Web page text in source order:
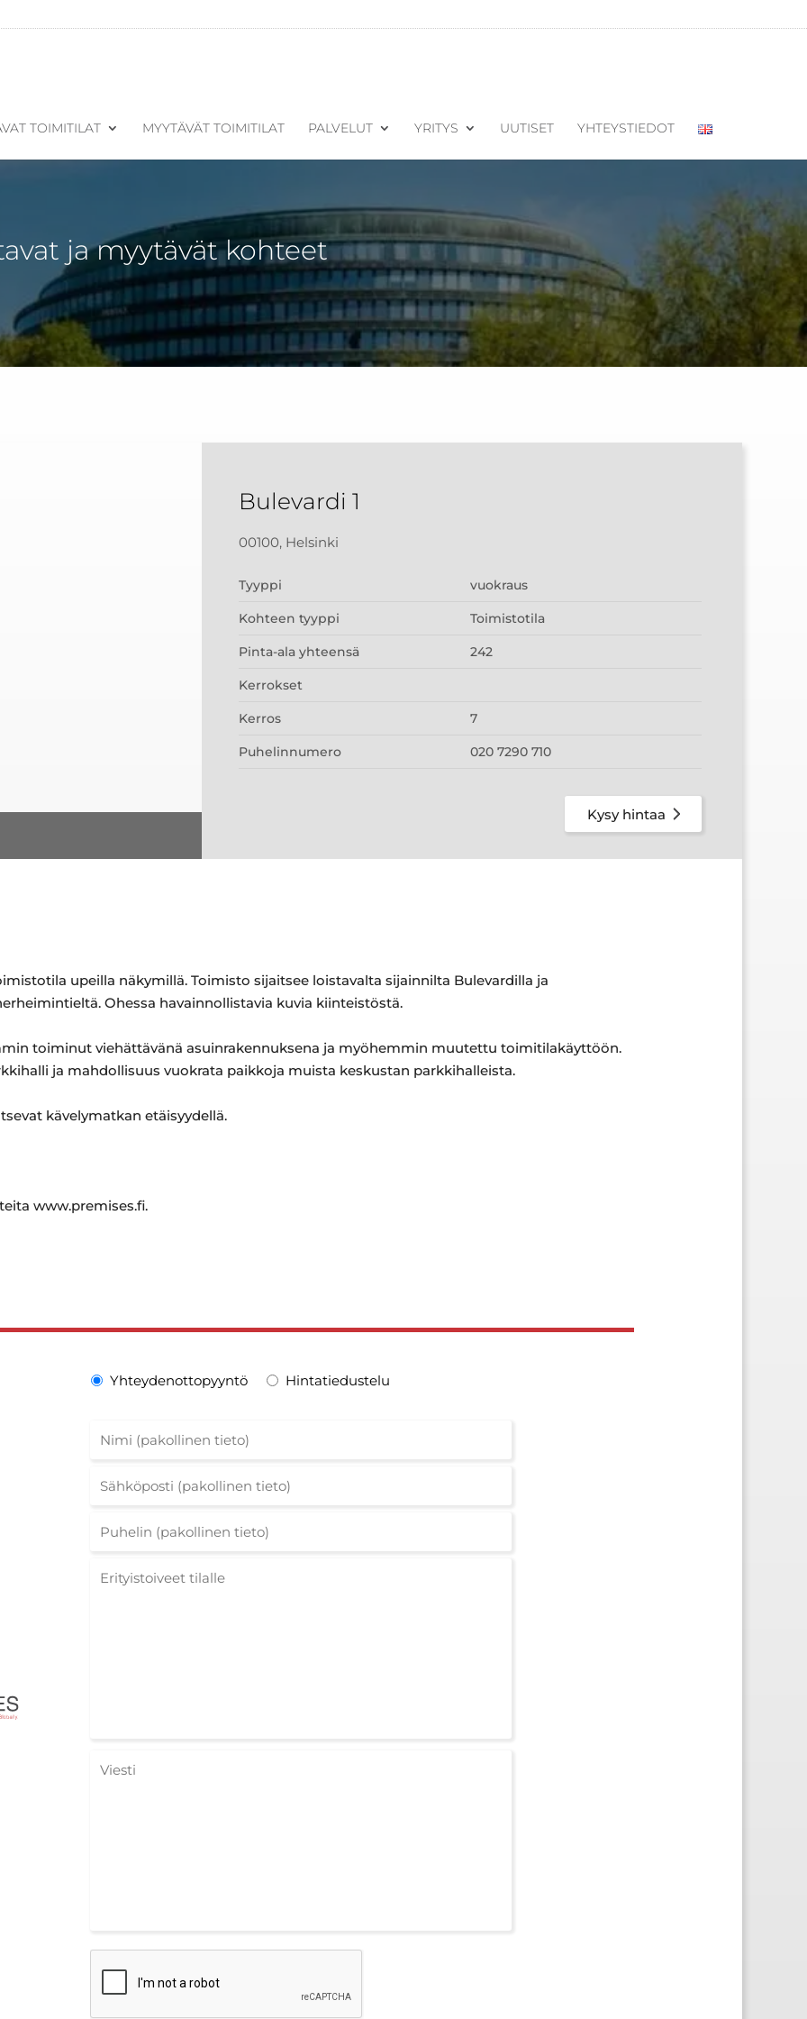
TOIMITILAT MYYTÄVÄT TOIMITILAT PALVELUT YRITYS UUTISET YHTEYSTIEDOT
ja myytävät kohteet
Bulevardi 1
00100, Helsinki
Tyyppi vuokraus
Kohteen tyyppi Toimistotila
Pinta-ala yhteensä 242
Kerrokset
Kerros 7
Puhelinnumero 020 7290 710
Kysy hintaa
upeilla näkymillä. Toimisto sijaitsee loistavalta sijainnilta Bulevardilla ja
Ohessa havainnollistavia kuvia kiinteistöstä.
toiminut viehättävänä asuinrakennuksena ja myöhemmin muutettu toimitilakäyttöön.
ja mahdollisuus vuokrata paikkoja muista keskustan parkkihalleista.
kävelymatkan etäisyydellä.
www.premises.fi.
Yhteydenottopyyntö Hintatiedustelu